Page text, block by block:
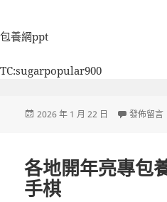
包養網ppt
TC:sugarpopular900
發
2026 年 1 月 22 日 在〈這場
發佈留言
各地開年亮專包
手棋